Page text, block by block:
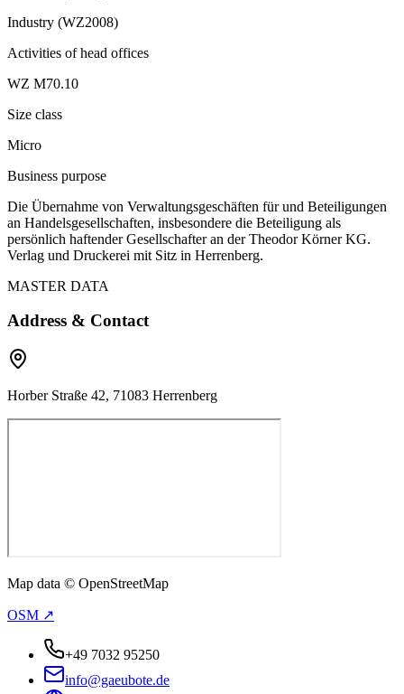
Industry (WZ2008)
Activities of head offices
WZ M70.10
Size class
Micro
Business purpose
Die Übernahme von Verwaltungsgeschäften für und Beteiligungen
an Handelsgesellschaften, insbesondere die Beteiligung als
persönlich haftender Gesellschafter an der Theodor Körner KG.
Verlag und Druckerei mit Sitz in Herrenberg.
MASTER DATA
Address & Contact
Horber Straße 42, 71083 Herrenberg
Map data © OpenStreetMap
OSM ↗
+49 7032 95250
info@gaeubote.de